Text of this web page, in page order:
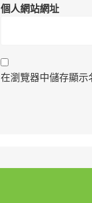
個人網站網址
在瀏覽器中儲存顯示